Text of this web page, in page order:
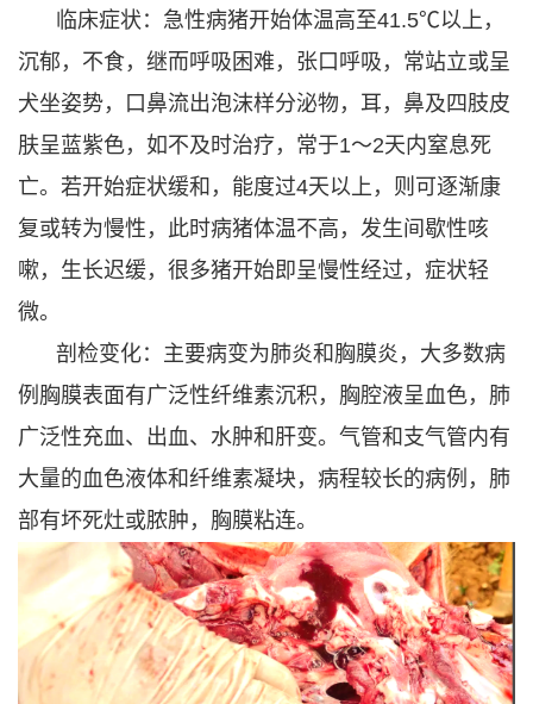
临床症状：急性病猪开始体温高至41.5℃以上，
沉郁，不食，继而呼吸困难，张口呼吸，常站立或呈
犬坐姿势，口鼻流出泡沫样分泌物，耳，鼻及四肢皮
肤呈蓝紫色，如不及时治疗，常于1～2天内窒息死
亡。若开始症状缓和，能度过4天以上，则可逐渐康
复或转为慢性，此时病猪体温不高，发生间歇性咳
嗽，生长迟缓，很多猪开始即呈慢性经过，症状轻
微。
剖检变化：主要病变为肺炎和胸膜炎，大多数病
例胸膜表面有广泛性纤维素沉积，胸腔液呈血色，肺
广泛性充血、出血、水肿和肝变。气管和支气管内有
大量的血色液体和纤维素凝块，病程较长的病例，肺
部有坏死灶或脓肿，胸膜粘连。